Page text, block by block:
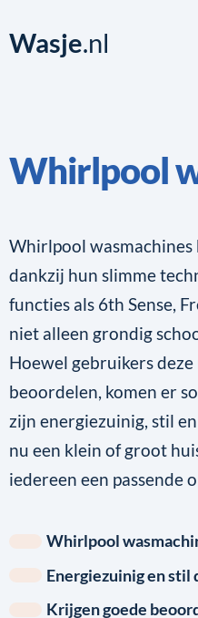
Wasje.nl
Whirlpool
Whirlpool wasmachines
dankzij hun slimme
functies als 6th Sense,
niet alleen grondig
Hoewel gebruikers
beoordelen, komen er
zijn energiezuinig, stil
nu een klein of groot
iedereen een passende
Whirlpool
Energiezuinig en
Krijgen goede